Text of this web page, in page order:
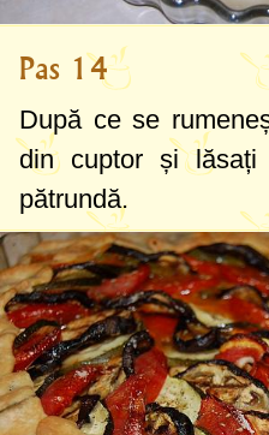
Pas 14
După ce se
din cuptor și
pătrundă.